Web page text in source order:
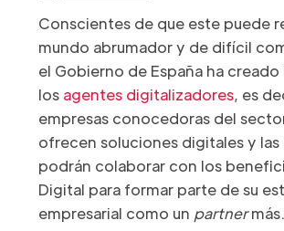
Conscientes de que este puede
mundo abrumador y de difícil
el Gobierno de España ha
los agentes digitalizadores, es
empresas conocedoras del
ofrecen soluciones digitales y las
podrán colaborar con los
Digital para formar parte de su
empresarial como un partnermás.